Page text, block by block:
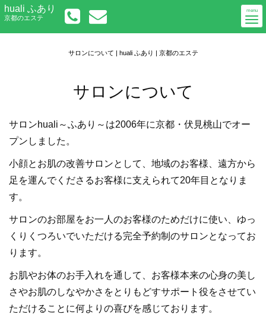
menu
huali ふあり
京都のエステ
初めての方へ
メニューについて
ご予約／お問い合わせ
サロンについて | huali ふあり | 京都のエステ
サロンについて
サロンhuali～ふあり～は2006年に京都・伏見桃山でオー
プンしました。
小顔とお肌の改善サロンとして、地域のお客様、遠方から
足を運んでくださるお客様に支えられて20年目となりま
す。
サロンのお部屋をお一人のお客様のためだけに使い、ゆっ
くりくつろいでいただける完全予約制のサロンとなってお
ります。
お肌やお体のお手入れを通して、お客様本来の心身の美し
さやお肌のしなやかさをとりもどすサポート役をさせてい
ただけることに何よりの喜びを感じております。